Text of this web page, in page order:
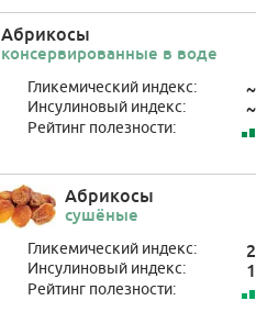
Абрикосы
консервированные в воде
Гликемический индекс: ~
Инсулиновый индекс: ~
Рейтинг полезности:
Абрикосы
сушёные
Гликемический индекс:
Инсулиновый индекс:
Рейтинг полезности: